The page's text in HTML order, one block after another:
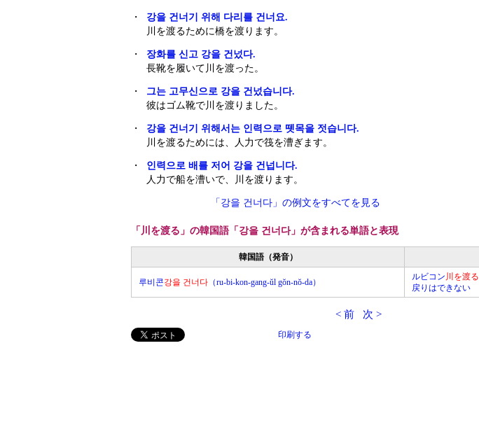
・
강을 건너기 위해 다리를 건너요.
川を渡るために橋を渡ります。
・
장화를 신고 강을 건넜다.
長靴を履いて川を渡った。
・
그는 고무신으로 강을 건넜습니다.
彼はゴム靴で川を渡りました。
・
강을 건너기 위해서는 인력으로 뗏목을 젓습니다.
川を渡るためには、人力で筏を漕ぎます。
・
인력으로 배를 저어 강을 건넙니다.
人力で船を漕いで、川を渡ります。
「강을 건너다」の例文をすべてを見る
「川を渡る」の韓国語「강을 건너다」が含まれる単語と表現
韓国語（発音）
루비콘강을 건너다 （ru-bi-kon-gang-ŭl gŏn-nŏ-da）
ルビコン 川を渡る
戻りはできない
< 前 次 >
印刷する